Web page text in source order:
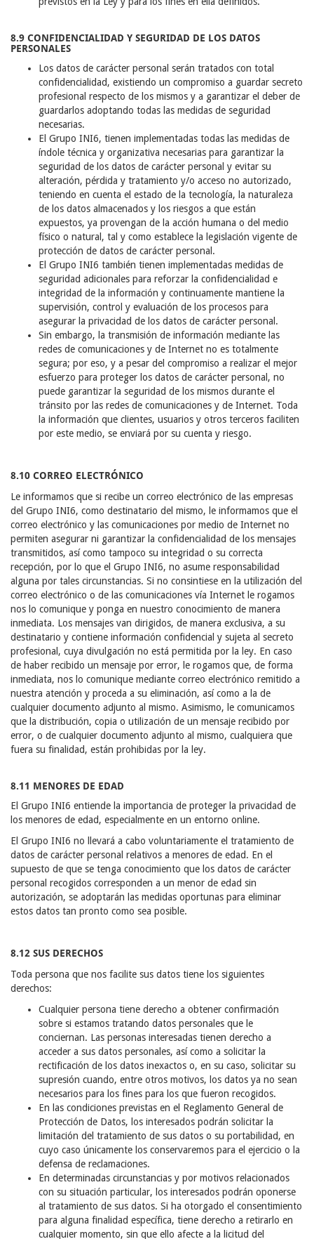
8.9 CONFIDENCIALIDAD Y SEGURIDAD DE LOS DATOS
PERSONALES
Los datos de carácter personal serán tratados con total
confidencialidad, existiendo un compromiso a guardar secreto
profesional respecto de los mismos y a garantizar el deber de
guardarlos adoptando todas las medidas de seguridad
necesarias.
El Grupo INI6, tienen implementadas todas las medidas de
índole técnica y organizativa necesarias para garantizar la
seguridad de los datos de carácter personal y evitar su
alteración, pérdida y tratamiento y/o acceso no autorizado,
teniendo en cuenta el estado de la tecnología, la naturaleza
de los datos almacenados y los riesgos a que están
expuestos, ya provengan de la acción humana o del medio
físico o natural, tal y como establece la legislación vigente de
protección de datos de carácter personal.
El Grupo INI6 también tienen implementadas medidas de
seguridad adicionales para reforzar la confidencialidad e
integridad de la información y continuamente mantiene la
supervisión, control y evaluación de los procesos para
asegurar la privacidad de los datos de carácter personal.
Sin embargo, la transmisión de información mediante las
redes de comunicaciones y de Internet no es totalmente
segura; por eso, y a pesar del compromiso a realizar el mejor
esfuerzo para proteger los datos de carácter personal, no
puede garantizar la seguridad de los mismos durante el
tránsito por las redes de comunicaciones y de Internet. Toda
la información que clientes, usuarios y otros terceros faciliten
por este medio, se enviará por su cuenta y riesgo.
8.10 CORREO ELECTRÓNICO
Le informamos que si recibe un correo electrónico de las empresas
del Grupo INI6, como destinatario del mismo, le informamos que el
correo electrónico y las comunicaciones por medio de Internet no
permiten asegurar ni garantizar la confidencialidad de los mensajes
transmitidos, así como tampoco su integridad o su correcta
recepción, por lo que el Grupo INI6, no asume responsabilidad
alguna por tales circunstancias. Si no consintiese en la utilización del
correo electrónico o de las comunicaciones vía Internet le rogamos
nos lo comunique y ponga en nuestro conocimiento de manera
inmediata. Los mensajes van dirigidos, de manera exclusiva, a su
destinatario y contiene información confidencial y sujeta al secreto
profesional, cuya divulgación no está permitida por la ley. En caso
de haber recibido un mensaje por error, le rogamos que, de forma
inmediata, nos lo comunique mediante correo electrónico remitido a
nuestra atención y proceda a su eliminación, así como a la de
cualquier documento adjunto al mismo. Asimismo, le comunicamos
que la distribución, copia o utilización de un mensaje recibido por
error, o de cualquier documento adjunto al mismo, cualquiera que
fuera su finalidad, están prohibidas por la ley.
8.11 MENORES DE EDAD
El Grupo INI6 entiende la importancia de proteger la privacidad de
los menores de edad, especialmente en un entorno online.
El Grupo INI6 no llevará a cabo voluntariamente el tratamiento de
datos de carácter personal relativos a menores de edad. En el
supuesto de que se tenga conocimiento que los datos de carácter
personal recogidos corresponden a un menor de edad sin
autorización, se adoptarán las medidas oportunas para eliminar
estos datos tan pronto como sea posible.
8.12 SUS DERECHOS
Toda persona que nos facilite sus datos tiene los siguientes
derechos:
Cualquier persona tiene derecho a obtener confirmación
sobre si estamos tratando datos personales que le
conciernan. Las personas interesadas tienen derecho a
acceder a sus datos personales, así como a solicitar la
rectificación de los datos inexactos o, en su caso, solicitar su
supresión cuando, entre otros motivos, los datos ya no sean
necesarios para los fines para los que fueron recogidos.
En las condiciones previstas en el Reglamento General de
Protección de Datos, los interesados podrán solicitar la
limitación del tratamiento de sus datos o su portabilidad, en
cuyo caso únicamente los conservaremos para el ejercicio o la
defensa de reclamaciones.
En determinadas circunstancias y por motivos relacionados
con su situación particular, los interesados podrán oponerse
al tratamiento de sus datos. Si ha otorgado el consentimiento
para alguna finalidad específica, tiene derecho a retirarlo en
cualquier momento, sin que ello afecte a la licitud del